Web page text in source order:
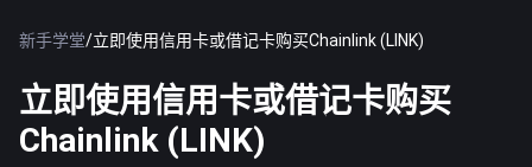
新手学堂/立即使用信用卡或借记卡购买Chainlink (LINK)
立即使用信用卡或借记卡购买
Chainlink (LINK)